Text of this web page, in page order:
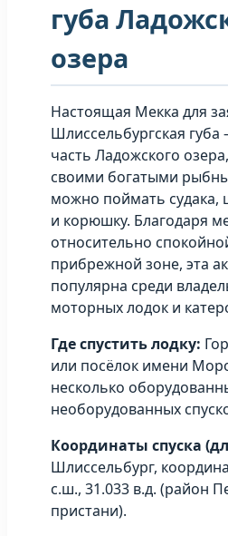
губа
озера
Настоящая Мекка для
Шлиссельбургская
часть Ладожского
своими богатыми
можно поймать судака,
и корюшку. Благодаря
относительно
прибрежной зоне, эта
популярна среди
моторных лодок и
Где спустить лодку:
или посёлок имени
несколько
необорудованных
Координаты спуска
Шлиссельбург,
с.ш., 31.033 в.д. (район
пристани).